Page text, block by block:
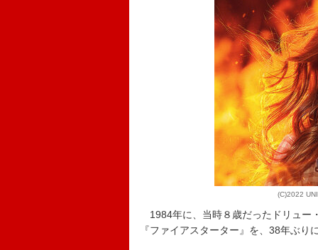
(C)2022
1984年に、当時８歳だったドリュー
『ファイアスターター』を、38年ぶり